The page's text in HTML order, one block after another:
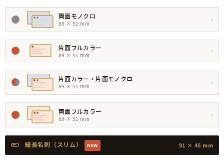
両面モノクロ
89 × 51 mm
›
片面フルカラー
89 × 51 mm
›
片面カラー・片面モノクロ
89 × 51 mm
›
両面フルカラー
89 × 51 mm
›
細長名刺（スリム） NEW 91 × 45 mm